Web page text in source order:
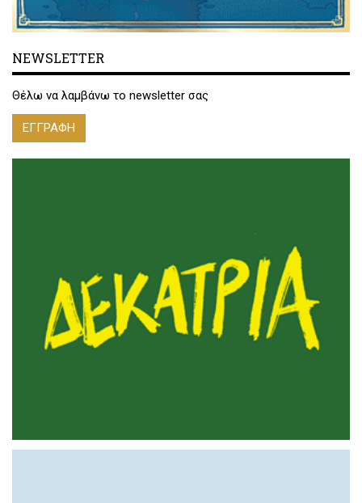
NEWSLETTER
Θέλω να λαμβάνω το newsletter σας
ΕΓΓΡΑΦΗ